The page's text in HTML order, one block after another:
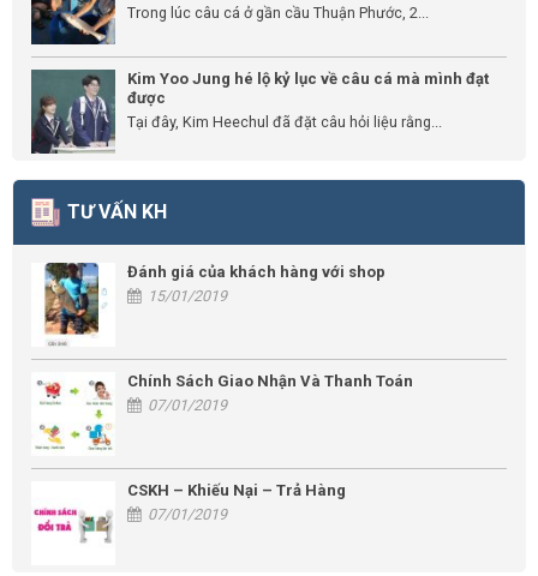
Trong lúc câu cá ở gần cầu Thuận Phước, 2...
Kim Yoo Jung hé lộ kỷ lục về câu cá mà mình đạt
được
Tại đây, Kim Heechul đã đặt câu hỏi liệu rằng...
TƯ VẤN KH
Đánh giá của khách hàng với shop
15/01/2019
Chính Sách Giao Nhận Và Thanh Toán
07/01/2019
CSKH – Khiếu Nại – Trả Hàng
07/01/2019